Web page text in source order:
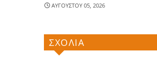
ΑΥΓΟΥΣΤΟΥ 05, 2026
ΣΧΟΛΙΑ